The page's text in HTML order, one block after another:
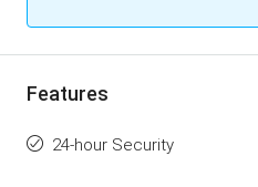
Features
24-hour Security